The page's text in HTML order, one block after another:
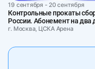
19 сентября - 20 сентября
Контрольные прокаты
России. Абонемент на два
г. Москва, ЦСКА Арена